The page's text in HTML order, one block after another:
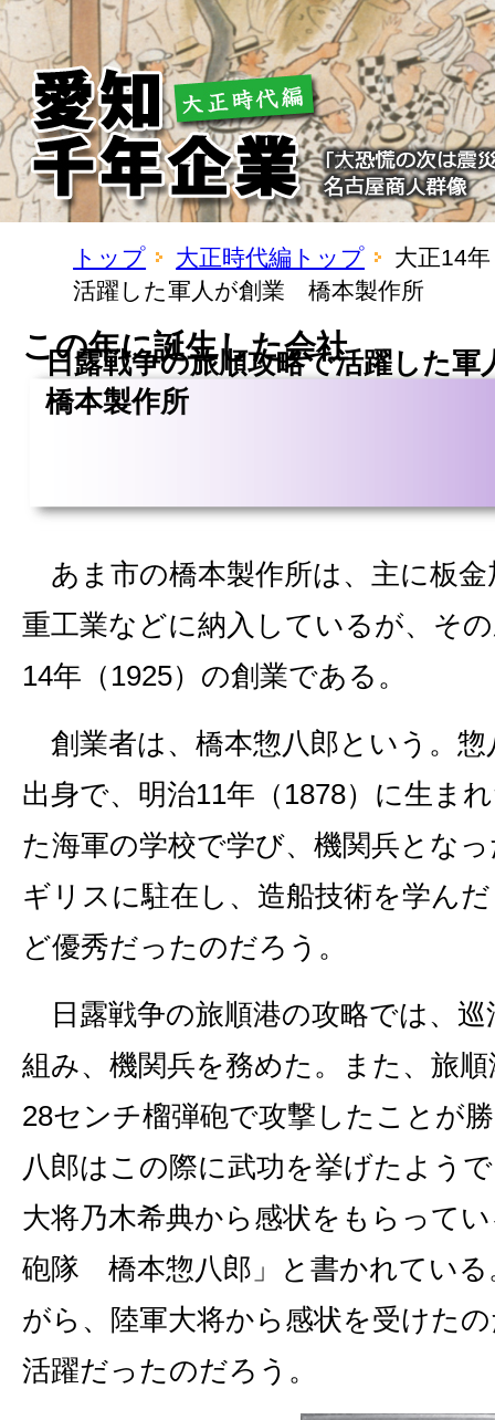
トップ 大正時代編トップ
大正14
活躍した軍人が創業 橋本製作所
この年に誕生した会社
日露戦争の旅順攻略で活躍した
橋本製作所
あま市の橋本製作所は、主に板金
重工業などに納入しているが、そ
14年（1925）の創業である。
創業者は、橋本惣八郎という。惣
出身で、明治11年（1878）に生ま
た海軍の学校で学び、機関兵とな
ギリスに駐在し、造船技術を学ん
ど優秀だったのだろう。
日露戦争の旅順港の攻略では、巡
組み、機関兵を務めた。また、旅
28センチ榴弾砲で攻撃したことが
八郎はこの際に武功を挙げたよう
大将乃木希典から感状をもらって
砲隊 橋本惣八郎」と書かれている
がら、陸軍大将から感状を受けた
活躍だったのだろう。